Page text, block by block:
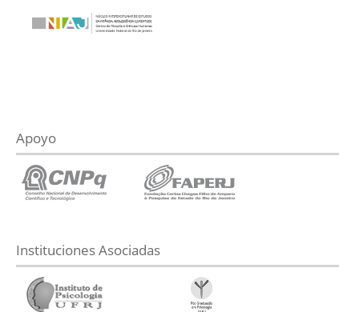
Apoyo
Instituciones Asociadas